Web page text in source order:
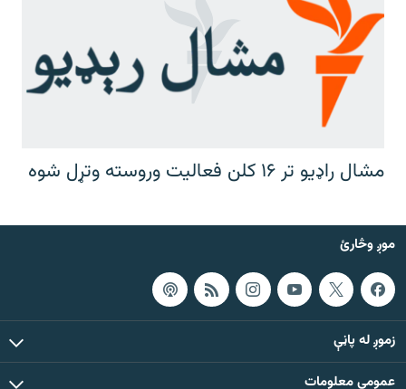
مشال راډیو تر ۱۶ کلن فعالیت وروسته وتړل شوه
موږ وڅارئ
زموږ له پاڼې
عمومي معلومات